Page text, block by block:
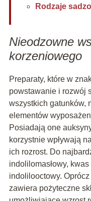
Rodzaje
Nieodzowne
korzeniowego
Preparaty, które w
powstawanie i rozwój
wszystkich gatunków,
elementów
Posiadają one
korzystnie wpływają
ich rozrost. Do
indolilomasłowy,
indolilooctowy.
zawiera pożyteczne